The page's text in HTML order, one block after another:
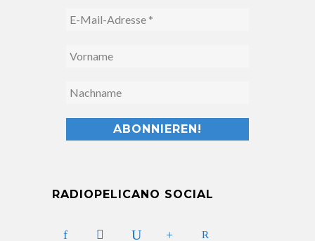
RADIOPELICANO SOCIAL